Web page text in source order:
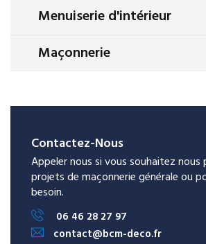
Menuiserie d'intérieur
Maçonnerie
Contactez-Nous
Appeler nous si vous souhaitez
projets de maçonnerie générale ou
besoin.
06 46 28 27 97
contact@bcm-deco.fr